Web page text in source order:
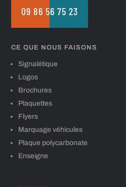
09 86 56 75 23
CE QUE NOUS FAISONS
Signalétique
Logos
Brochures
Plaquettes
Flyers
Marquage véhicules
Plaque polycarbonate
Enseigne